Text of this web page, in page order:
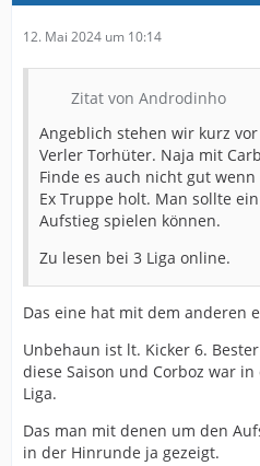
12. Mai 2024 um 10:14
Zitat von Androdinho
Angeblich stehen wir kurz
Verler Torhüter. Naja mit
Finde es auch nicht gut
Ex Truppe holt. Man sollte
Aufstieg spielen können.
Zu lesen bei 3 Liga online.
Das eine hat mit dem anderen
Unbehaun ist lt. Kicker 6.
diese Saison und Corboz war
Liga.
Das man mit denen um den
in der Hinrunde ja gezeigt.